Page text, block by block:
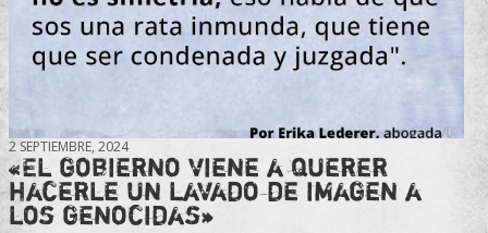
2 SEPTIEMBRE, 2024
«El gobierno viene a querer
hacerle un lavado de imagen a
los genocidas»